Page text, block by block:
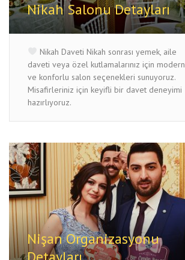
Nikah Salonu Detayları
Nikah Daveti Nikah sonrası yemek, aile
daveti veya özel kutlamalarınız için modern
ve konforlu salon seçenekleri sunuyoruz.
Misafirleriniz için keyifli bir davet deneyimi
hazırlıyoruz.
Nişan Organizasyonu